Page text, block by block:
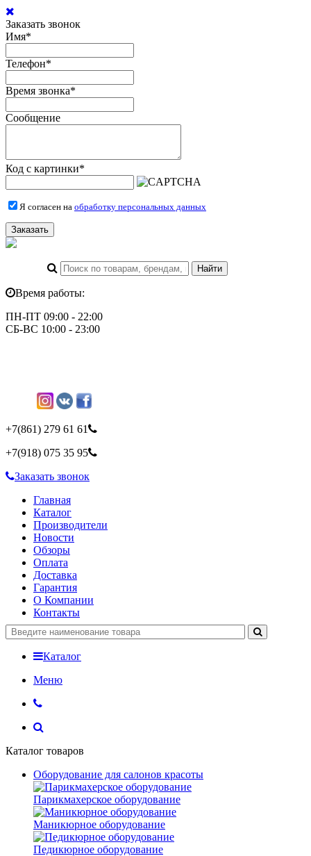
Заказать звонок
Имя*
Телефон*
Время звонка*
Сообщение
Код с картинки*
Я согласен на обработку персональных данных
Заказать
Время работы:
ПН-ПТ 09:00 - 22:00
СБ-ВС 10:00 - 23:00
+7(861) 279 61 61
+7(918) 075 35 95
Заказать звонок
Главная
Каталог
Производители
Новости
Обзоры
Оплата
Доставка
Гарантия
О Компании
Контакты
Каталог
Меню
Каталог товаров
Оборудование для салонов красоты
Парикмахерское оборудование
Маникюрное оборудование
Педикюрное оборудование